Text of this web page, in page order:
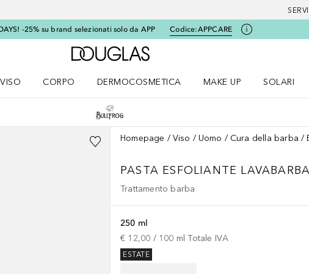
-25% su brand selezionati solo da APP Codice:APPCARE
A Douglas Home
VISO
CORPO
DERMOCOSMETICA
MAKE UP
SOLARI
Homepage Viso Uomo Cura della barba
PASTA ESFOLIANTE LAVABARBA
Trattamento barba
250 ml
€ 12,00 / 100 ml Totale IVA
ESTATE